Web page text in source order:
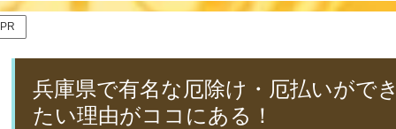
PR
兵庫県で有名な厄除け・厄払いがで
たい理由がココにある！